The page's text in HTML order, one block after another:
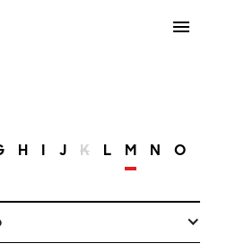
H I J K L M N O